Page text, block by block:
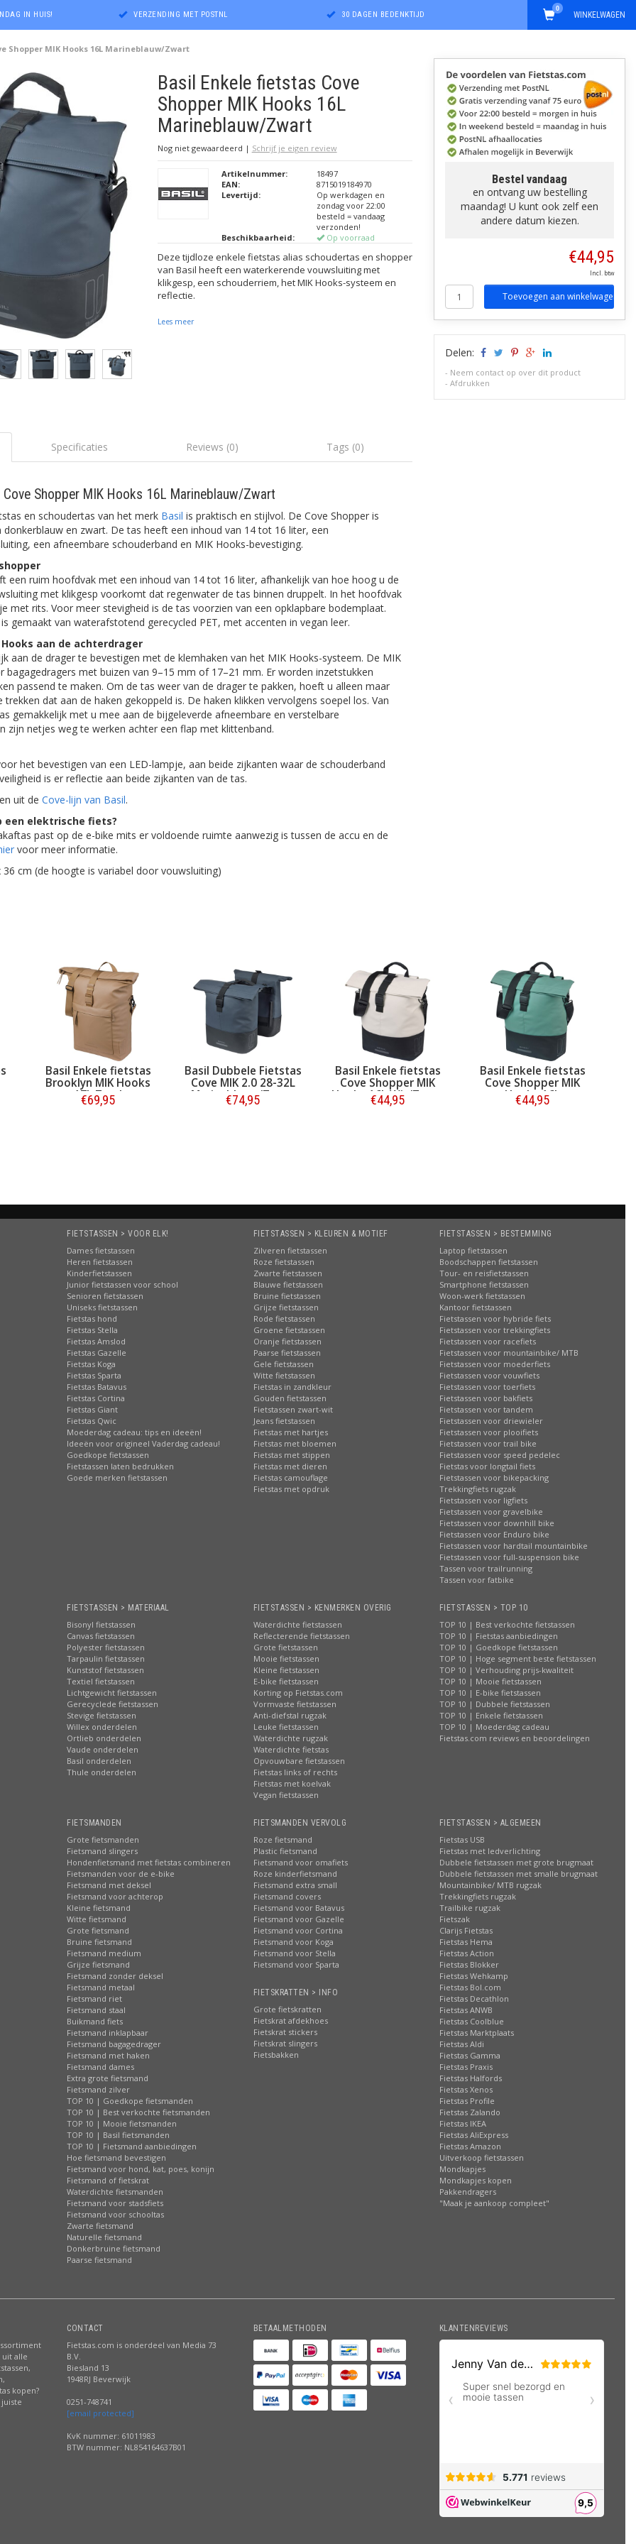
IN HUIS! VERZENDING MET POSTNL 30 DAGEN BEDENKTIJD WINKELWAGEN
0
Shopper MIK Hooks 16L Marineblauw/Zwart
Basil Enkele fietstas Cove
Shopper MIK Hooks 16L
Marineblauw/Zwart
Nog niet gewaardeerd | Schrijf je eigen review
Artikelnummer:
18497
EAN:
8715019184970
Levertijd:
Op werkdagen en
zondag voor 22:00
besteld = vandaag
verzonden!
Beschikbaarheid:
Op voorraad
Deze tijdloze enkele fietstas alias schoudertas en shopper
van Basil heeft een waterkerende vouwsluiting met
klikgesp, een schouderriem, het MIK Hooks-systeem en
reflectie.
Lees meer
Specificaties Reviews (0) Tags (0)
Shopper MIK Hooks 16L Marineblauw/Zwart
en schoudertas van het merk Basil is praktisch en stijlvol. De Cove Shopper is
donkerblauw en zwart. De tas heeft een inhoud van 14 tot 16 liter, een
een afneembare schouderband en MIK Hooks-bevestiging.
een ruim hoofdvak met een inhoud van 14 tot 16 liter, afhankelijk van hoe hoog u de
met klikgesp voorkomt dat regenwater de tas binnen druppelt. In het hoofdvak
met rits. Voor meer stevigheid is de tas voorzien van een opklapbare bodemplaat.
gemaakt van waterafstotend gerecycled PET, met accenten in vegan leer.
aan de achterdrager
aan de drager te bevestigen met de klemhaken van het MIK Hooks-systeem. De MIK
bagagedragers met buizen van 9–15 mm of 17–21 mm. Er worden inzetstukken
passend te maken. Om de tas weer van de drager te pakken, hoeft u alleen maar
dat aan de haken gekoppeld is. De haken klikken vervolgens soepel los. Van
gemakkelijk met u mee aan de bijgeleverde afneembare en verstelbare
zijn netjes weg te werken achter een flap met klittenband.
het bevestigen van een LED-lampje, aan beide zijkanten waar de schouderband
is er reflectie aan beide zijkanten van de tas.
uit de Cove-lijn van Basil.
een elektrische fiets?
past op de e-bike mits er voldoende ruimte aanwezig is tussen de accu en de
voor meer informatie.
36 cm (de hoogte is variabel door vouwsluiting)
Bestel vandaag
en ontvang uw bestelling
maandag! U kunt ook zelf een
andere datum kiezen.
€44,95
Incl. btw
Toevoegen aan winkelwagen
Delen:
- Neem contact op over dit product
-Afdrukken
Basil Enkele fietstas
Brooklyn MIK Hooks
17L Zand
€69,95
Basil Dubbele Fietstas
Cove MIK 2.0 28-32L
Marineblauw/Zwart
€74,95
Basil Enkele fietstas
Cove Shopper MIK
Hooks 16L Wit/Zwart
€44,95
Basil Enkele fietstas
Cove Shopper MIK
Hooks 16L
Zilvergroen/Zwart
€44,95
FIETSTASSEN > VOOR ELK!
Dames fietstassen
Heren fietstassen
Kinderfietstassen
Junior fietstassen voor school
Senioren fietstassen
Uniseks fietstassen
Fietstas hond
Fietstas Stella
Fietstas Amslod
Fietstas Gazelle
Fietstas Koga
Fietstas Sparta
Fietstas Batavus
Fietstas Cortina
Fietstas Giant
Fietstas Qwic
Moederdag cadeau: tips en ideeën!
Ideeën voor origineel Vaderdag cadeau!
Goedkope fietstassen
Fietstassen laten bedrukken
Goede merken fietstassen
FIETSTASSEN > KLEUREN & MOTIEF
Zilveren fietstassen
Roze fietstassen
Zwarte fietstassen
Blauwe fietstassen
Bruine fietstassen
Grijze fietstassen
Rode fietstassen
Groene fietstassen
Oranje fietstassen
Paarse fietstassen
Gele fietstassen
Witte fietstassen
Fietstas in zandkleur
Gouden fietstassen
Fietstassen zwart-wit
Jeans fietstassen
Fietstas met hartjes
Fietstas met bloemen
Fietstas met stippen
Fietstas met dieren
Fietstas camouflage
Fietstas met opdruk
FIETSTASSEN > BESTEMMING
Laptop fietstassen
Boodschappen fietstassen
Tour- en reisfietstassen
Smartphone fietstassen
Woon-werk fietstassen
Kantoor fietstassen
Fietstassen voor hybride fiets
Fietstassen voor trekkingfiets
Fietstassen voor racefiets
Fietstassen voor mountainbike/ MTB
Fietstassen voor moederfiets
Fietstassen voor vouwfiets
Fietstassen voor toerfiets
Fietstassen voor bakfiets
Fietstassen voor tandem
Fietstassen voor driewieler
Fietstassen voor plooifiets
Fietstassen voor trail bike
Fietstassen voor speed pedelec
Fietstas voor longtail fiets
Fietstassen voor bikepacking
Trekkingfiets rugzak
Fietstassen voor ligfiets
Fietstassen voor gravelbike
Fietstassen voor downhill bike
Fietstassen voor Enduro bike
Fietstassen voor hardtail mountainbike
Fietstassen voor full-suspension bike
Tassen voor trailrunning
Tassen voor fatbike
FIETSTASSEN > MATERIAAL
Bisonyl fietstassen
Canvas fietstassen
Polyester fietstassen
Tarpaulin fietstassen
Kunststof fietstassen
Textiel fietstassen
Lichtgewicht fietstassen
Gerecyclede fietstassen
Stevige fietstassen
Willex onderdelen
Ortlieb onderdelen
Vaude onderdelen
Basil onderdelen
Thule onderdelen
FIETSTASSEN > KENMERKEN OVERIG
Waterdichte fietstassen
Reflecterende fietstassen
Grote fietstassen
Mooie fietstassen
Kleine fietstassen
E-bike fietstassen
Korting op Fietstas.com
Vormvaste fietstassen
Anti-diefstal rugzak
Leuke fietstassen
Waterdichte rugzak
Waterdichte fietstas
Opvouwbare fietstassen
Fietstas links of rechts
Fietstas met koelvak
Vegan fietstassen
FIETSTASSEN > TOP 10
TOP 10 | Best verkochte fietstassen
TOP 10 | Fietstas aanbiedingen
TOP 10 | Goedkope fietstassen
TOP 10 | Hoge segment beste fietstassen
TOP 10 | Verhouding prijs-kwaliteit
TOP 10 | Mooie fietstassen
TOP 10 | E-bike fietstassen
TOP 10 | Dubbele fietstassen
TOP 10 | Enkele fietstassen
TOP 10 | Moederdag cadeau
Fietstas.com reviews en beoordelingen
FIETSMANDEN
Grote fietsmanden
Fietsmand slingers
Hondenfietsmand met fietstas combineren
Fietsmanden voor de e-bike
Fietsmand met deksel
Fietsmand voor achterop
Kleine fietsmand
Witte fietsmand
Grote fietsmand
Bruine fietsmand
Fietsmand medium
Grijze fietsmand
Fietsmand zonder deksel
Fietsmand metaal
Fietsmand riet
Fietsmand staal
Buikmand fiets
Fietsmand inklapbaar
Fietsmand bagagedrager
Fietsmand met haken
Fietsmand dames
Extra grote fietsmand
Fietsmand zilver
TOP 10 | Goedkope fietsmanden
TOP 10 | Best verkochte fietsmanden
TOP 10 | Mooie fietsmanden
TOP 10 | Basil fietsmanden
TOP 10 | Fietsmand aanbiedingen
Hoe fietsmand bevestigen
Fietsmand voor hond, kat, poes, konijn
Fietsmand of fietskrat
Waterdichte fietsmanden
Fietsmand voor stadsfiets
Fietsmand voor schooltas
Zwarte fietsmand
Naturelle fietsmand
Donkerbruine fietsmand
Paarse fietsmand
FIETSMANDEN VERVOLG
Roze fietsmand
Plastic fietsmand
Fietsmand voor omafiets
Roze kinderfietsmand
Fietsmand extra small
Fietsmand covers
Fietsmand voor Batavus
Fietsmand voor Gazelle
Fietsmand voor Cortina
Fietsmand voor Koga
Fietsmand voor Stella
Fietsmand voor Sparta
FIETSKRATTEN > INFO
Grote fietskratten
Fietskrat afdekhoes
Fietskrat stickers
Fietskrat slingers
Fietsbakken
FIETSTASSEN > ALGEMEEN
Fietstas USB
Fietstas met ledverlichting
Dubbele fietstassen met grote brugmaat
Dubbele fietstassen met smalle brugmaat
Mountainbike/ MTB rugzak
Trekkingfiets rugzak
Trailbike rugzak
Fietszak
Clarijs Fietstas
Fietstas Hema
Fietstas Action
Fietstas Blokker
Fietstas Wehkamp
Fietstas Bol.com
Fietstas Decathlon
Fietstas ANWB
Fietstas Coolblue
Fietstas Marktplaats
Fietstas Aldi
Fietstas Gamma
Fietstas Praxis
Fietstas Halfords
Fietstas Xenos
Fietstas Profile
Fietstas Zalando
Fietstas IKEA
Fietstas AliExpress
Fietstas Amazon
Uitverkoop fietstassen
Mondkapjes
Mondkapjes kopen
Pakkendragers
"Maak je aankoop compleet"
uit alle
kopen?
CONTACT
Fietstas.com is onderdeel van Media 73
B.V.
Biesland 13
1948RJ Beverwijk
0251-748741
[email protected]
KvK nummer: 61011983
BTW nummer: NL854164637B01
BETAALMETHODEN KLANTENREVIEWS